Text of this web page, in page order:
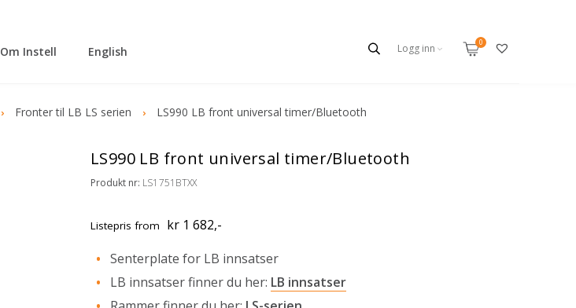
Logg inn
Om Instell English
Fronter til LB LS serien LS990 LB front universal timer/Bluetooth
LS990 LB front universal timer/Bluetooth
Produkt nr: LS1751BTXX
Listepris from
kr 1 682,-
Senterplate for LB innsatser
LB innsatser finner du her: LB innsatser